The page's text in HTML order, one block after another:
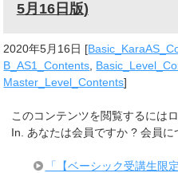
5月16日版)
2020年5月16日 [
B_AS1_Contents
Master_Level_Contents]
このコンテンツを閲覧するには
In. あなたは会員ですか ? 会員に
「【ベーシック受講生限